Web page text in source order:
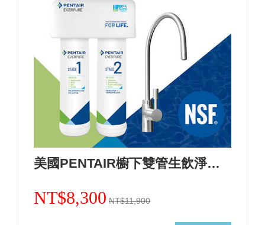
美國PENTAIR櫥下雙管生飲淨水設備活性炭加強除鉛F2200(0.5微米)+基本安裝
NT$8,300 NT$11,900